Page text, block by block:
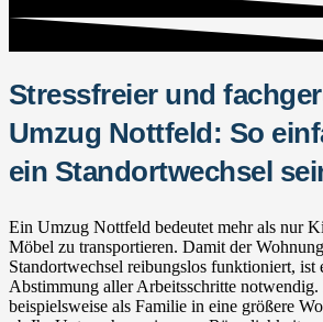
Stressfreier und
Umzug Nottfeld: So
ein Standortwechsel
Ein Umzug Nottfeld bedeutet mehr als nur
Möbel zu transportieren. Damit der
Standortwechsel reibungslos funktioniert, ist
Abstimmung aller Arbeitsschritte notwendig.
beispielsweise als Familie in eine größere